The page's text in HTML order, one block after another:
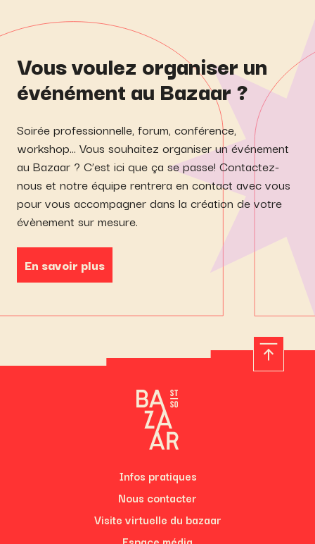
Vous voulez organiser un
événément au Bazaar ?
Soirée professionnelle, forum, conférence,
workshop… Vous souhaitez organiser un événement
au Bazaar ? C’est ici que ça se passe! Contactez-
nous et notre équipe rentrera en contact avec vous
pour vous accompagner dans la création de votre
évènement sur mesure.
En savoir plus
Infos pratiques
Nous contacter
Visite virtuelle du bazaar